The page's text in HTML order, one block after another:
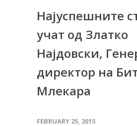
Најуспешните
учат од Златко
Најдовски,
директор на
Млекара
FEBRUARY 25, 2015